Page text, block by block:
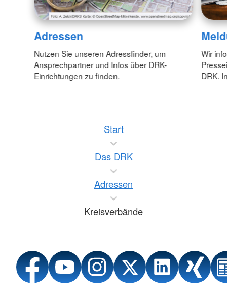
Adressen
Nutzen Sie unseren Adressfinder, um
Ansprechpartner und Infos über DRK-
Einrichtungen zu finden.
Wir
DRK.
Start
Das DRK
Adressen
Kreisverbände